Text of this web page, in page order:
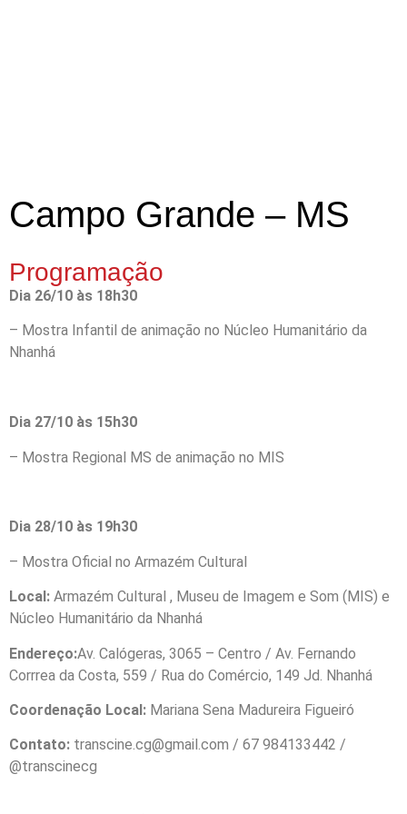
Campo Grande – MS
Programação
Dia 26/10 às 18h30
– Mostra Infantil de animação no Núcleo Humanitário da
Nhanhá
Dia 27/10 às 15h30
– Mostra Regional MS de animação no MIS
Dia 28/10 às 19h30
– Mostra Oficial no Armazém Cultural
Local: Armazém Cultural , Museu de Imagem e Som (MIS) e
Núcleo Humanitário da Nhanhá
Endereço:Av. Calógeras, 3065 – Centro / Av. Fernando
Corrrea da Costa, 559 / Rua do Comércio, 149 Jd. Nhanhá
Coordenação Local: Mariana Sena Madureira Figueiró
Contato: transcine.cg@gmail.com / 67 984133442 /
@transcinecg